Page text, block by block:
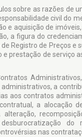
sobre as razões de
civil do
e aquisição de
a figura do
Registro de Preços e
prestação de serviço
a
aos contratos
a alocação
do
nas